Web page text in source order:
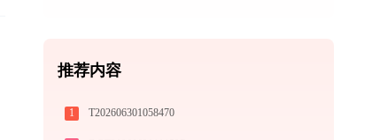
推荐内容
1 T202606301058470